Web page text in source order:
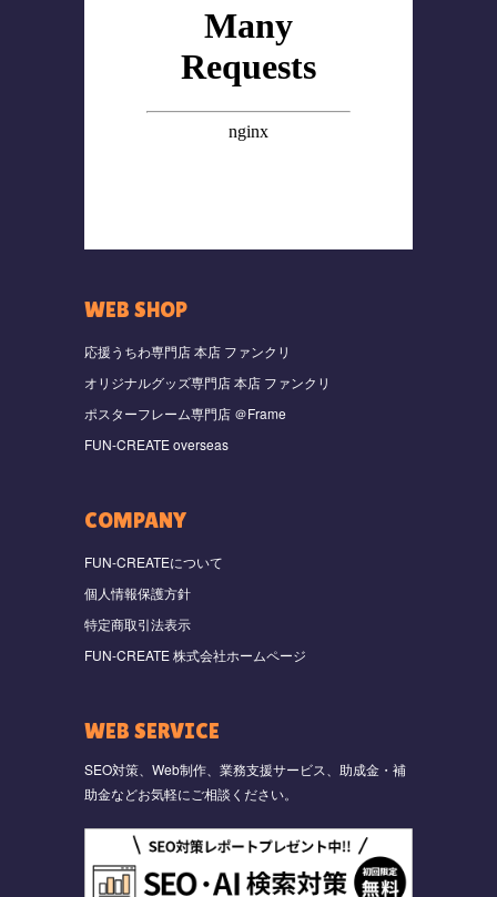
WEB SHOP
応援うちわ専門店 本店 ファンクリ
オリジナルグッズ専門店 本店 ファンクリ
ポスターフレーム専門店 ＠Frame
FUN-CREATE overseas
COMPANY
FUN-CREATEについて
個人情報保護方針
特定商取引法表示
FUN-CREATE 株式会社ホームページ
WEB SERVICE
SEO対策、Web制作、業務支援サービス、助成金・補
助金などお気軽にご相談ください。